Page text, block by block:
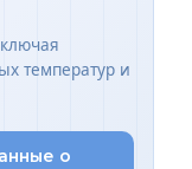
температур и
о